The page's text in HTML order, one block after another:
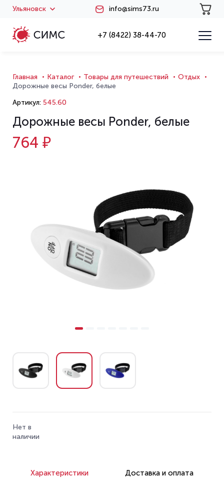
Ульяновск info@sims73.ru
+7 (8422) 38-44-70
Главная Каталог Товары для путешествий
Отдых
Дорожные весы Ponder, белые
Артикул: 545.60
Дорожные весы Ponder, белые
764 ₽
Нет в
наличии
Характеристики Доставка и оплата